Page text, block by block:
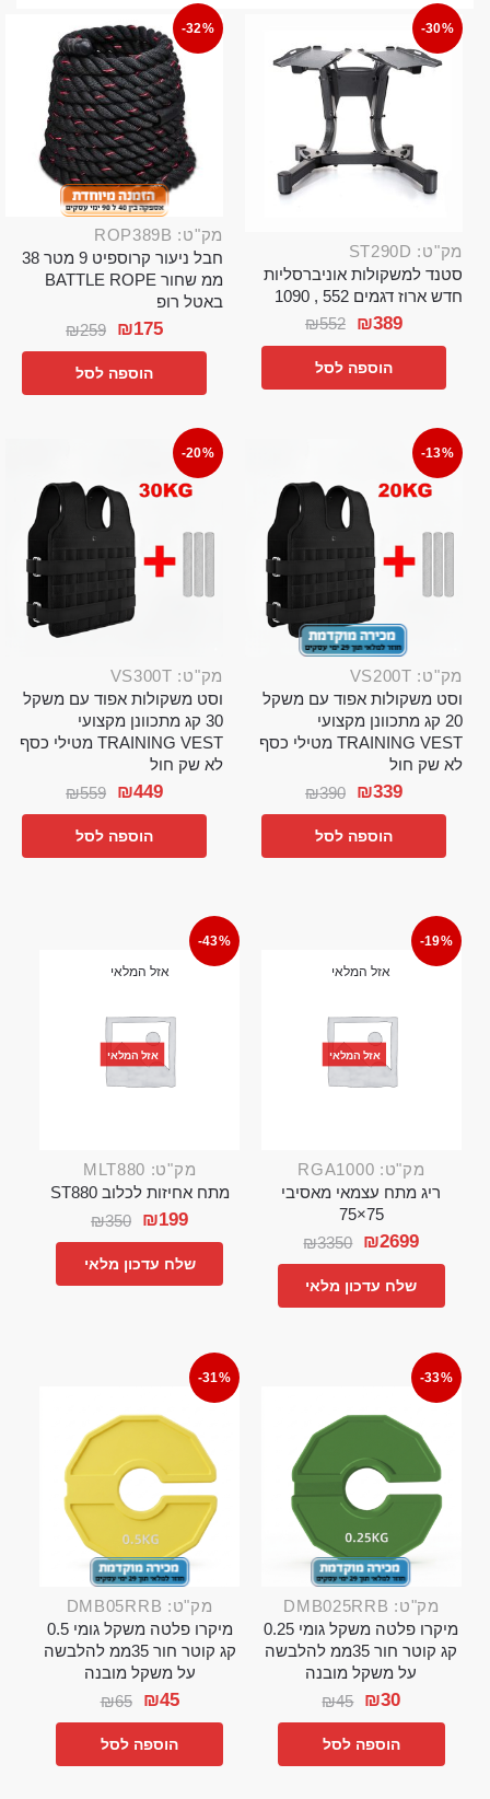
-30%
מק"ט: ST290D
סטנד למשקולות אוניברסליות
חדש ארוז דגמים 552 , 1090
₪552 ₪389
הוספה לסל
-32%
מק"ט: ROP389B
חבל ניעור קרוספיט 9 מטר 38
ממ שחור BATTLE ROPE
באטל רופ
₪259 ₪175
הוספה לסל
-13%
מק"ט: VS200T
וסט משקולות אפוד עם משקל
20 קג מתכוונן מקצועי
TRAINING VEST מטילי כסף
לא שק חול
₪390 ₪339
הוספה לסל
-20%
מק"ט: VS300T
וסט משקולות אפוד עם משקל
30 קג מתכוונן מקצועי
TRAINING VEST מטילי כסף
לא שק חול
₪559 ₪449
הוספה לסל
-19%
אזל המלאי
אזל המלאי
מק"ט: RGA1000
ריג מתח עצמאי מאסיבי
75×75
₪3350 ₪2699
שלח עדכון מלאי
-43%
אזל המלאי
אזל המלאי
מק"ט: MLT880
מתח אחיזות לכלוב ST880
₪350 ₪199
שלח עדכון מלאי
-33%
מק"ט: DMB025RRB
מיקרו פלטה משקל גומי 0.25
קג קוטר חור 35ממ להלבשה
על משקל מובנה
₪45 ₪30
הוספה לסל
-31%
מק"ט: DMB05RRB
מיקרו פלטה משקל גומי 0.5
קג קוטר חור 35ממ להלבשה
על משקל מובנה
₪65 ₪45
הוספה לסל